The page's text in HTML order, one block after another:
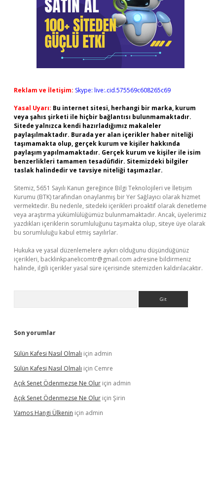
Reklam ve İletişim: Skype: live:.cid.575569c608265c69
Yasal Uyarı: Bu internet sitesi, herhangi bir marka, kurum
veya şahıs şirketi ile hiçbir bağlantısı bulunmamaktadır.
Sitede yalnızca kendi hazırladığımız makaleler
paylaşılmaktadır. Burada yer alan içerikler haber niteliği
taşımamakta olup, gerçek kurum ve kişiler hakkında
paylaşım yapılmamaktadır. Gerçek kurum ve kişiler ile isim
benzerlikleri tamamen tesadüfidir. Sitemizdeki bilgiler
taslak halindedir ve tavsiye niteliği taşımazlar.
Sitemiz, 5651 Sayılı Kanun gereğince Bilgi Teknolojileri ve İletişim
Kurumu (BTK) tarafından onaylanmış bir Yer Sağlayıcı olarak hizmet
vermektedir. Bu nedenle, sitedeki içerikleri proaktif olarak denetleme
veya araştırma yükümlülüğümüz bulunmamaktadır. Ancak, üyelerimiz
yazdıkları içeriklerin sorumluluğunu taşımakta olup, siteye üye olarak
bu sorumluluğu kabul etmiş sayılırlar.
Hukuka ve yasal düzenlemelere aykırı olduğunu düşündüğünüz
içerikleri, backlinkpanelicomtr@gmail.com adresine bildirmeniz
halinde, ilgili içerikler yasal süre içerisinde sitemizden kaldırılacaktır.
Son yorumlar
Sülün Kafesi Nasıl Olmalı için admin
Sülün Kafesi Nasıl Olmalı için Cemre
Açık Senet Ödenmezse Ne Olur için admin
Açık Senet Ödenmezse Ne Olur için Şirin
Vamos Hangi Ülkenin için admin